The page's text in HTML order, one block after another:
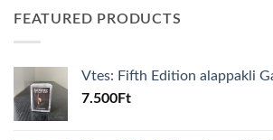
FEATURED PRODUCTS
Vtes: Fifth Edition alappakli
7.500Ft